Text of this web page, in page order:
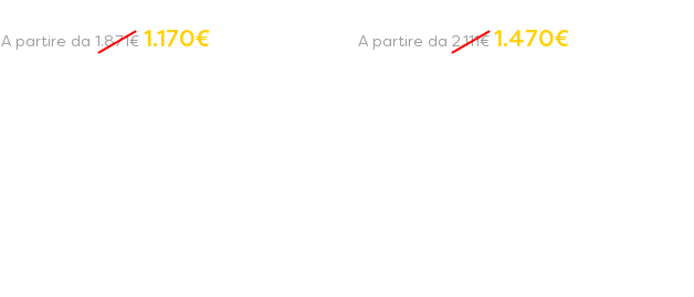
A partire da 1.871€ 1.170€ A partire da2.111€ 1.470€